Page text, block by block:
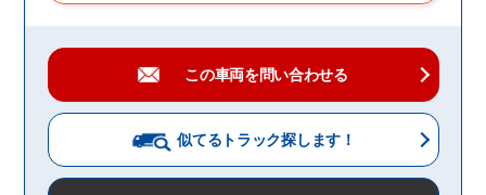
この車両を問い合わせる
似てるトラック探します！